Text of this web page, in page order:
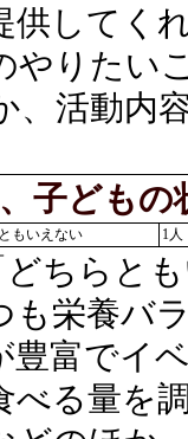
供してく
やりたい
、活動内
子ども
もいえない 1人
どちらと
も栄養バ
豊富でイ
べる量を